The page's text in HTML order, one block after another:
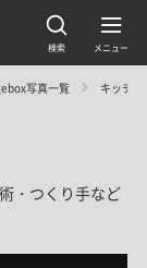
写真一覧 キッチ
・つくり手など